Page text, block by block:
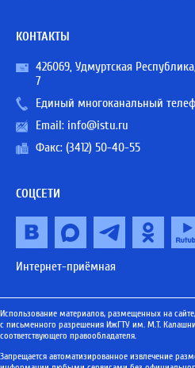
КОНТАКТЫ
426069, Удмуртская
7
Единый многоканальный
Email: info@istu.ru
Факс: (3412) 50-40-55
СОЦСЕТИ
Интернет-приёмная
Использование материалов, размещенных на
с письменного разрешения ИжГТУ им. М.Т.
соответствующего правообладателя.
Запрещается автоматизированное извлечение